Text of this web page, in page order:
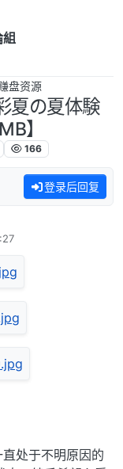
盘资源
夏の夏体験
】
166
登录后回复
直处于不明原因的